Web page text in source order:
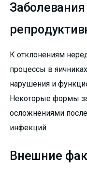
К отклонениям
процессы в
нарушения и
Некоторые формы
осложнениями
инфекций.
Внешние